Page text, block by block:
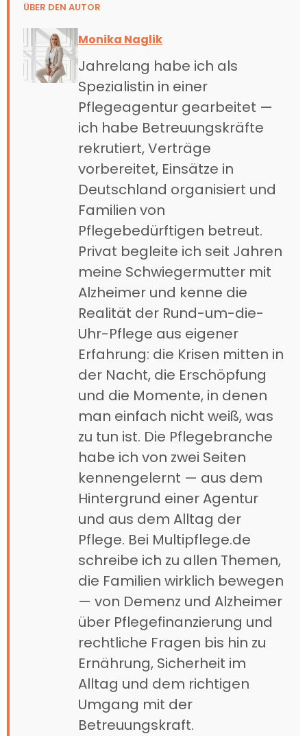
ÜBER DEN AUTOR
Monika Naglik
Jahrelang habe ich als
Spezialistin in einer
Pflegeagentur gearbeitet —
ich habe Betreuungskräfte
rekrutiert, Verträge
vorbereitet, Einsätze in
Deutschland organisiert und
Familien von
Pflegebedürftigen betreut.
Privat begleite ich seit Jahren
meine Schwiegermutter mit
Alzheimer und kenne die
Realität der Rund-um-die-
Uhr-Pflege aus eigener
Erfahrung: die Krisen mitten in
der Nacht, die Erschöpfung
und die Momente, in denen
man einfach nicht weiß, was
zu tun ist. Die Pflegebranche
habe ich von zwei Seiten
kennengelernt — aus dem
Hintergrund einer Agentur
und aus dem Alltag der
Pflege. Bei Multipflege.de
schreibe ich zu allen Themen,
die Familien wirklich bewegen
— von Demenz und Alzheimer
über Pflegefinanzierung und
rechtliche Fragen bis hin zu
Ernährung, Sicherheit im
Alltag und dem richtigen
Umgang mit der
Betreuungskraft.